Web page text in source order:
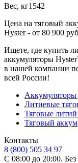
Вес, кг1542
Цена на тяговый
Hyster - от 80 900
Ищете, где купить
аккумуляторы
в нашей компании
всей России!
Аккумуляторы
Литиевые
Тяговые
Тяговый
Контакты
8 (800) 505 34 97
С 08:00 до 20:00.